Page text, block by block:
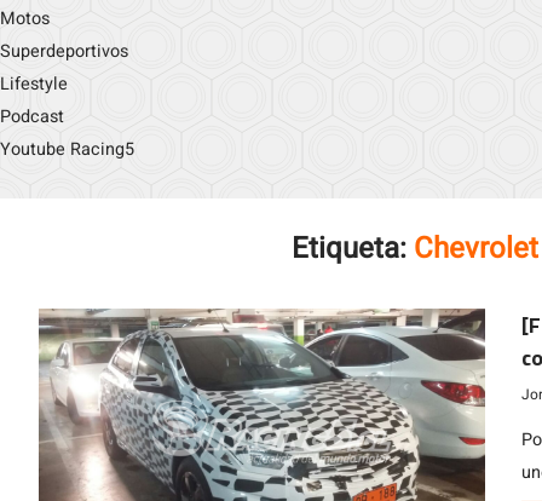
Motos
Superdeportivos
Lifestyle
Podcast
Youtube Racing5
Etiqueta: